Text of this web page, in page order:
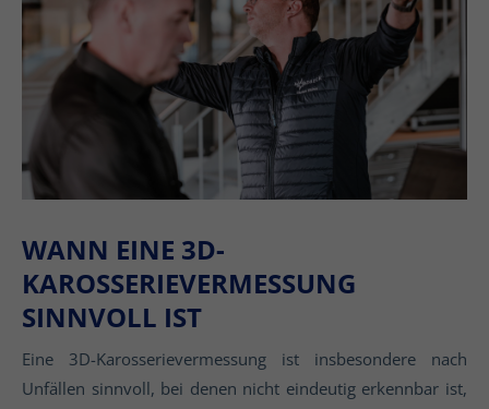
WANN EINE 3D-
KAROSSERIEVERMESSUNG
SINNVOLL IST
Eine 3D-Karosserievermessung ist insbesondere nach
Unfällen sinnvoll, bei denen nicht eindeutig erkennbar ist,